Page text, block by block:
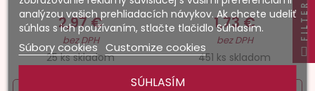
2,97 €
bez DPH
25 ks skladom
1,73 €
bez DPH
451 ks skladom
analýzou vašich prehliadacích návykov. Ak chcete udeliť
súhlas s ich používaním, stlačte tlačidlo Súhlasím.
Súbory cookies Customize cookies
SÚHLASÍM
FILTER